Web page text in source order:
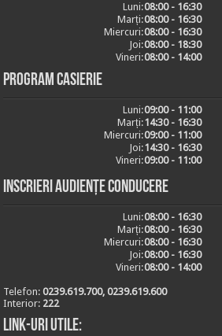
Luni:08:00 - 16:30
Marți:08:00 - 16:30
Miercuri:08:00 - 16:30
Joi:08:00 - 18:30
Vineri:08:00 - 14:00
Program casierie
Luni:09:00 - 11:00
Marți:14:30 - 16:30
Miercuri:09:00 - 11:00
Joi:14:30 - 16:30
Vineri:09:00 - 11:00
Inscrieri audiențe conducere
Luni:08:00 - 16:30
Marți:08:00 - 16:30
Miercuri:08:00 - 16:30
Joi:08:00 - 16:30
Vineri:08:00 - 14:00
Telefon:0239.619.700, 0239.619.600
Interior: 222
Link-uri utile: